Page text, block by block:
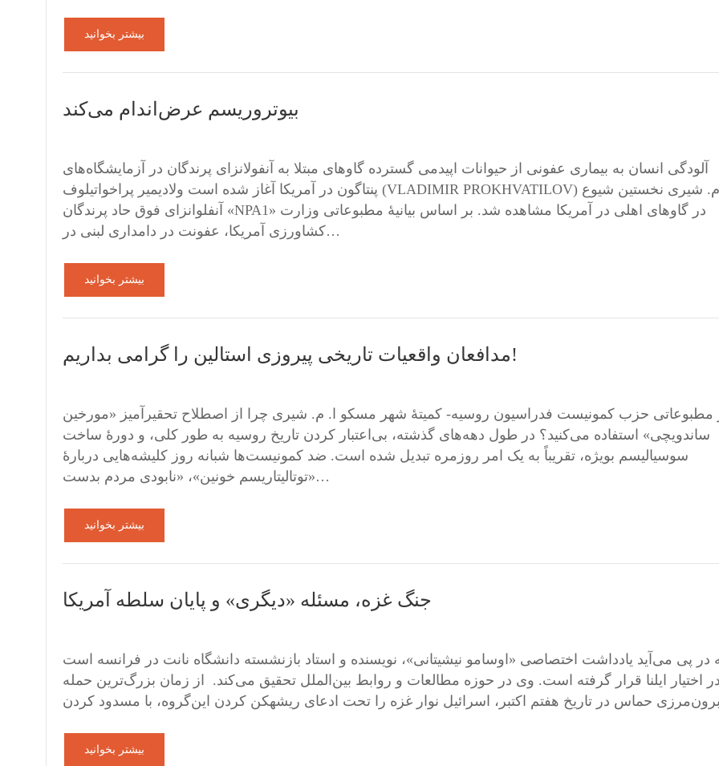
بیشتر بخوانید
بیوتروریسم عرض‌اندام می‌کند
آلودگی انسان به بیماری عفونی از حیوانات اپیدمی گسترده گاوهای مبتلا به آنفولانزای پرندگان در آزمایشگاه‌های
پنتاگون در آمریکا آغاز شده است ولادیمیر پراخواتیلوف (VLADIMIR PROKHVATILOV) ا. م. شیری نخستین شیوع
آنفلوانزای فوق حاد پرندگان «NPA1» در گاوهای اهلی در آمریکا مشاهده شد. بر اساس بیانیۀ مطبوعاتی وزارت
کشاورزی آمریکا، عفونت در دامداری لبنی در…
بیشتر بخوانید
مدافعان واقعیات تاریخی پیروزی استالین را گرامی بداریم!
مطبوعاتی حزب کمونیست فدراسیون روسیه- کمیتۀ شهر مسکو ا. م. شیری چرا از اصطلاح تحقیرآمیز «مورخین
ساندویچی» استفاده می‌کنید؟ در طول دهه‌های گذشته، بی‌اعتبار کردن تاریخ روسیه به طور کلی، و دورۀ ساخت
سوسیالیسم بویژه، تقریباً به یک امر روزمره تبدیل شده است. ضد کمونیست‌ها شبانه روز کلیشه‌هایی دربارۀ
«توتالیتاریسم خونین»، «نابودی مردم بدست…
بیشتر بخوانید
جنگ غزه، مسئله «دیگری» و پایان سلطه آمریکا
در پی‌ می‌آید یادداشت اختصاصی «اوسامو نیشیتانی»، نویسنده و استاد بازنشسته دانشگاه نانت در فرانسه است
اختیار ایلنا قرار گرفته است. وی در حوزه مطالعات و روابط بین‌الملل تحقیق می‌کند. از زمان بزرگ‌ترین حمله
بیشتر بخوانید